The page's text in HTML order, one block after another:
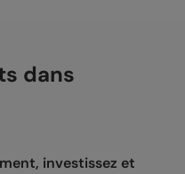
dans
investissez et